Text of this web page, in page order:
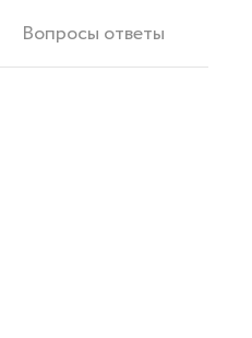
Вопросы ответы